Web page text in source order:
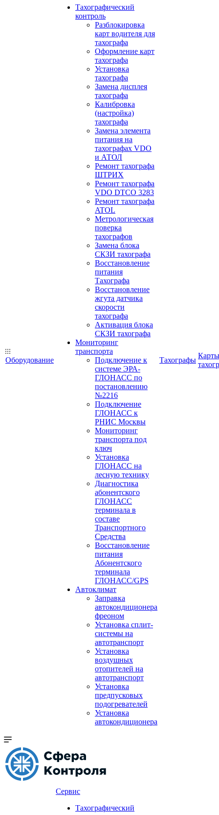
Оборудование
Тахографический
контроль
Разблокировка
карт водителя для
тахографа
Оформление карт
тахографа
Установка
тахографа
Замена дисплея
тахографа
Калибровка
(настройка)
тахографа
Замена элемента
питания на
тахографах VDO
и АТОЛ
Ремонт тахографа
ШТРИХ
Ремонт тахографа
VDO DTCO 3283
Ремонт тахографа
ATOL
Метрологическая
поверка
тахографов
Замена блока
СКЗИ тахографа
Восстановление
питания
Тахографа
Восстановление
жгута датчика
скорости
тахографа
Активация блока
СКЗИ тахографа
Мониторинг
транспорта
Подключение к
системе ЭРА-
ГЛОНАСС по
постановлению
№2216
Подключение
ГЛОНАСС к
РНИС Москвы
Мониторинг
транспорта под
ключ
Установка
ГЛОНАСС на
лесную технику
Диагностика
абонентского
ГЛОНАСС
терминала в
составе
Транспортного
Средства
Восстановление
питания
Абонентского
терминала
ГЛОНАСС/GPS
Автоклимат
Заправка
автокондиционера
фреоном
Установка сплит-
системы на
автотранспорт
Установка
воздушных
отопителей на
автотранспорт
Установка
предпусковых
подогревателей
Установка
автокондиционера
Тахографы
Карты
Сервис
Тахографический